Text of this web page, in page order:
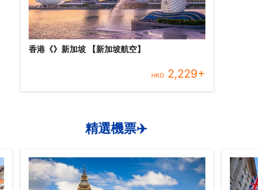
香港《》新加坡 【新加坡航空】
HKD 2,229+
精選機票✈️